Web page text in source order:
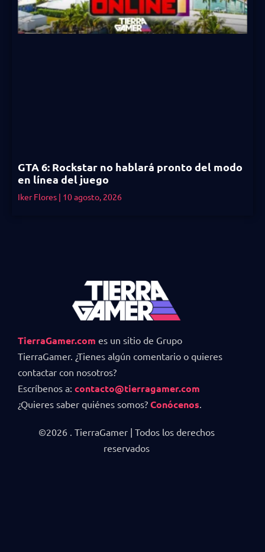
GTA 6: Rockstar no hablará pronto del modo
en línea del juego
Iker Flores 10 agosto, 2026
TierraGamer.com es un sitio de Grupo
TierraGamer. ¿Tienes algún comentario o quieres
contactar con nosotros?
Escríbenos a: contacto@tierragamer.com
¿Quieres saber quiénes somos? Conócenos.
©2026 . TierraGamer | Todos los derechos
reservados